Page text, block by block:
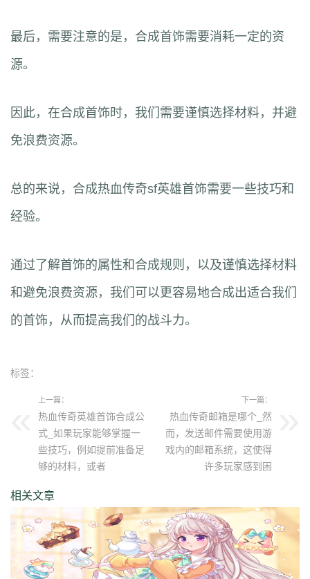
最后，需要注意的是，合成首饰需要消耗一定的资
源。
因此，在合成首饰时，我们需要谨慎选择材料，并避
免浪费资源。
总的来说，合成热血传奇sf英雄首饰需要一些技巧和
经验。
通过了解首饰的属性和合成规则，以及谨慎选择材料
和避免浪费资源，我们可以更容易地合成出适合我们
的首饰，从而提高我们的战斗力。
标签：
上一篇：
热血传奇英雄首饰合成公
式_如果玩家能够掌握一
些技巧，例如提前准备足
够的材料，或者
下一篇：
热血传奇邮箱是哪个_然
而，发送邮件需要使用游
戏内的邮箱系统，这使得
许多玩家感到困
相关文章